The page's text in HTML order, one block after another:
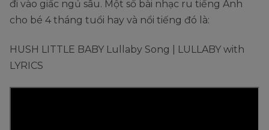
đi vào giấc ngủ sâu. Một số bài nhạc ru tiếng Anh
cho bé 4 tháng tuổi hay và nổi tiếng đó là:
HUSH LITTLE BABY Lullaby Song | LULLABY with
LYRICS